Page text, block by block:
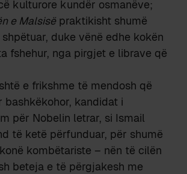
kulturore kundër osmanëve;
e Malsisë praktikisht shumë
duke vënë edhe kokën
fshehur, nga pirgjet e librave që
e frikshme të mendosh që
bashkëkohor, kandidat i
për Nobelin letrar, si Ismail
të ketë përfunduar, për shumë
kombëtariste – nën të cilën
beteja e të përgjakesh me